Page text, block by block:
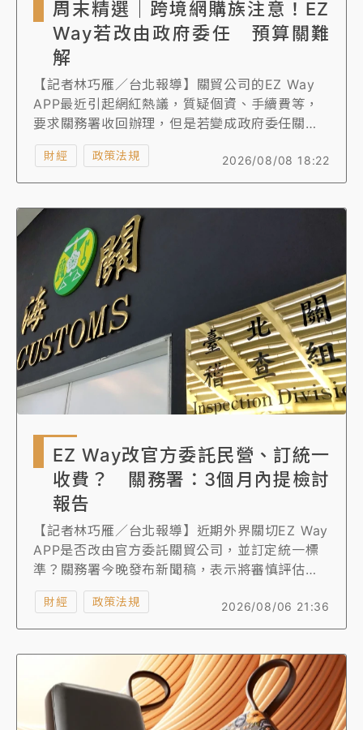
4800＋拖吊費
周末精選｜跨境網購族注意！EZ
Way若改由政府委任 預算關難
解
【記者林巧雁／台北報導】關貿公司的EZ Way
APP最近引起網紅熱議，質疑個資、手續費等，
要求關務署收回辦理，但是若變成政府委任關貿
要編預算，立法院連今年預算都還沒審何來財
源？依法關貿公司本來就可承做此業務，政府不
用花錢委任。
2026/08/08 18:22
財經 政策法規
EZ Way改官方委託民營、訂統一
收費？ 關務署：3個月內提檢討
報告
【記者林巧雁／台北報導】近期外界關切EZ Way
APP是否改由官方委託關貿公司，並訂定統一標
準？關務署今晚發布新聞稿，表示將審慎評估研
議，並於3個月內提出檢討報告。針對EZ Way疑
慮，關務署周一緊急召開記者會澄清，此為本周
第三篇說明稿。
2026/08/06 21:36
財經 政策法規